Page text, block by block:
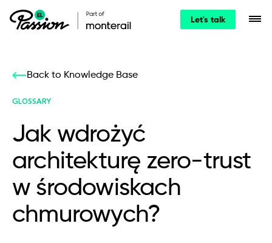
Let's talk
Back to Knowledge Base
GLOSSARY
Jak wdrożyć
architekturę zero-trust
w środowiskach
chmurowych?